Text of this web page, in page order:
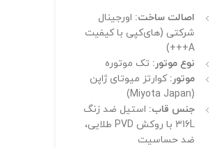
اصالت ساخت: اورجینال
شرکتی (های‌کپی با کیفیت
A+++)
نوع موتور: تک موتوره
موتور: کوارتز میوتای ژاپن
(Miyota Japan)
جنس قاب: استیل ضد زنگ
316L با روکش PVD طلایی،
ضد حساسیت